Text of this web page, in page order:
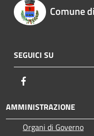
Comune
SEGUICI SU
AMMINISTRAZIONE
Organi di Governo